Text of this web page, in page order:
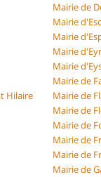
Mairie de
Mairie
Mairie
Mairie
Mairie
Mairie de
Hilaire
Mairie de
Mairie de
Mairie de
Mairie de
Mairie de
Mairie de